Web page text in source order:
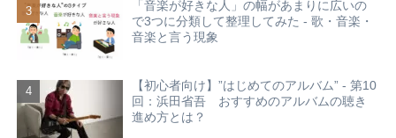
「音楽が好きな人」の幅があまりに広いの
で3つに分類して整理してみた - 歌・音楽・
音楽と言う現象
【初心者向け】”はじめてのアルバム” - 第10
回：浜田省吾 おすすめのアルバムの聴き
進め方とは？